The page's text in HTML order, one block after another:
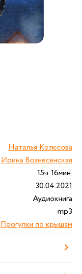
Наталья Колесова
Ирина Вознесенская
15ч. 16мин.
30.04.2021
Аудиокнига
mp3
Прогулки по крышам